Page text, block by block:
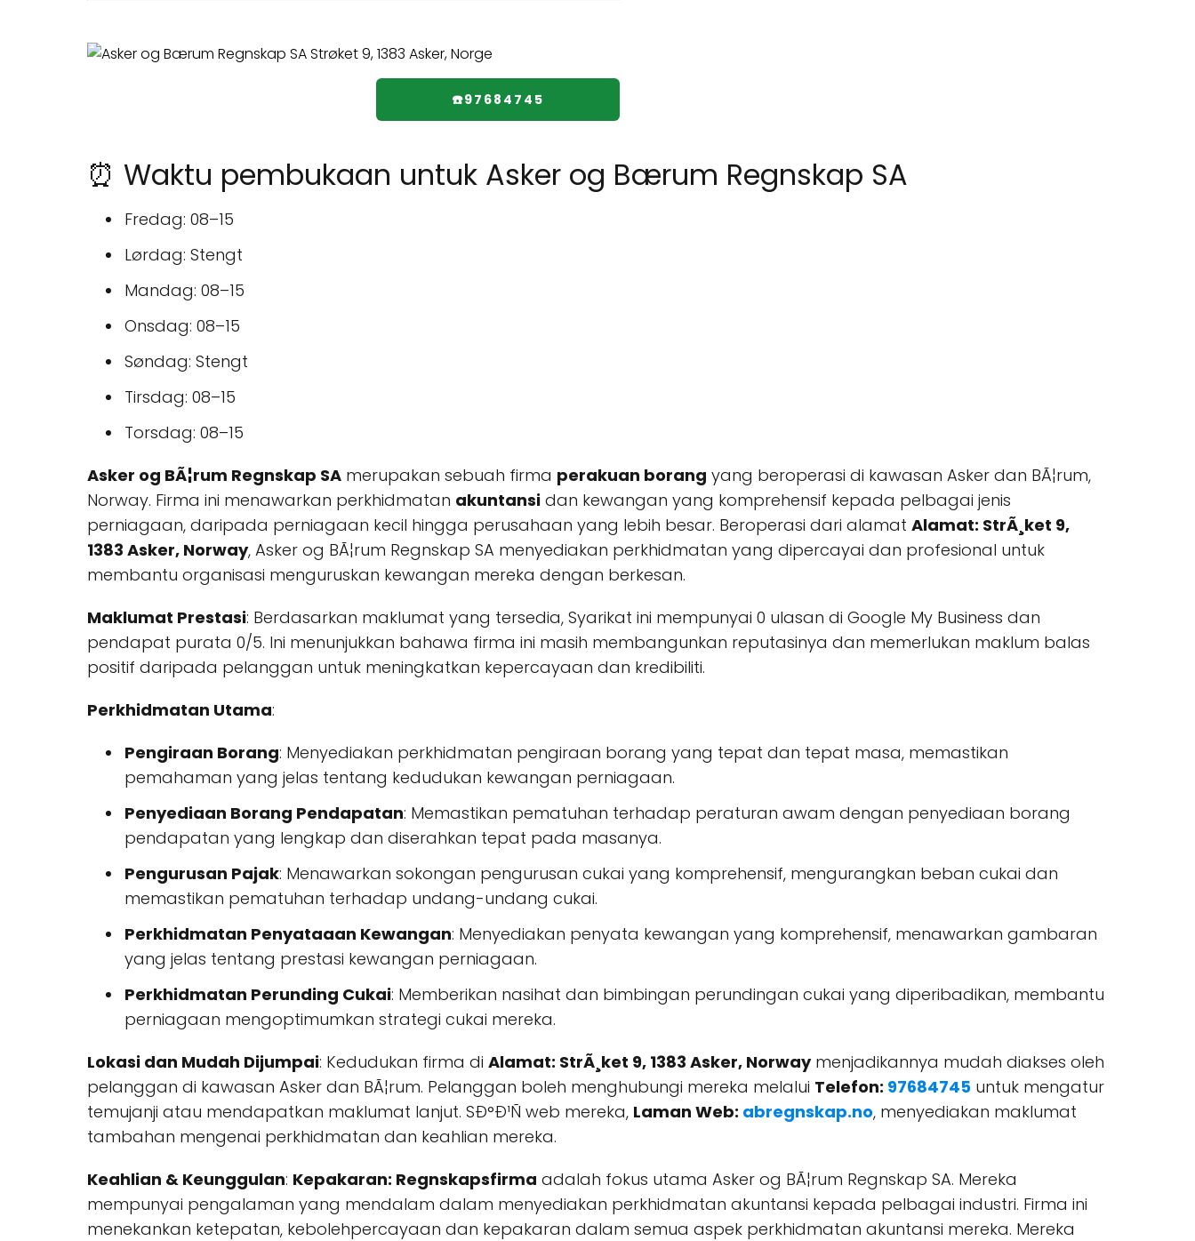
☎️97684745
⏰ Waktu pembukaan untuk Asker og Bærum Regnskap SA
Fredag: 08–15
Lørdag: Stengt
Mandag: 08–15
Onsdag: 08–15
Søndag: Stengt
Tirsdag: 08–15
Torsdag: 08–15
Asker og BÃ¦rum Regnskap SA merupakan sebuah firma perakuan borang yang beroperasi di kawasan Asker dan BÃ¦rum,
Norway. Firma ini menawarkan perkhidmatan akuntansi dan kewangan yang komprehensif kepada pelbagai jenis
perniagaan, daripada perniagaan kecil hingga perusahaan yang lebih besar. Beroperasi dari alamat Alamat: StrÃ¸ket 9,
1383 Asker, Norway, Asker og BÃ¦rum Regnskap SA menyediakan perkhidmatan yang dipercayai dan profesional untuk
membantu organisasi menguruskan kewangan mereka dengan berkesan.
Maklumat Prestasi: Berdasarkan maklumat yang tersedia, Syarikat ini mempunyai 0 ulasan di Google My Business dan
pendapat purata 0/5. Ini menunjukkan bahawa firma ini masih membangunkan reputasinya dan memerlukan maklum balas
positif daripada pelanggan untuk meningkatkan kepercayaan dan kredibiliti.
Perkhidmatan Utama:
Pengiraan Borang: Menyediakan perkhidmatan pengiraan borang yang tepat dan tepat masa, memastikan
pemahaman yang jelas tentang kedudukan kewangan perniagaan.
Penyediaan Borang Pendapatan: Memastikan pematuhan terhadap peraturan awam dengan penyediaan borang
pendapatan yang lengkap dan diserahkan tepat pada masanya.
Pengurusan Pajak: Menawarkan sokongan pengurusan cukai yang komprehensif, mengurangkan beban cukai dan
memastikan pematuhan terhadap undang-undang cukai.
Perkhidmatan Penyataaan Kewangan: Menyediakan penyata kewangan yang komprehensif, menawarkan gambaran
yang jelas tentang prestasi kewangan perniagaan.
Perkhidmatan Perunding Cukai: Memberikan nasihat dan bimbingan perundingan cukai yang diperibadikan, membantu
perniagaan mengoptimumkan strategi cukai mereka.
Lokasi dan Mudah Dijumpai: Kedudukan firma di Alamat: StrÃ¸ket 9, 1383 Asker, Norwaymenjadikannya mudah diakses oleh
pelanggan di kawasan Asker dan BÃ¦rum. Pelanggan boleh menghubungi mereka melalui Telefon: 97684745 untuk mengatur
temujanji atau mendapatkan maklumat lanjut. SÐ°Ð¹Ñ web mereka, Laman Web: abregnskap.no, menyediakan maklumat
tambahan mengenai perkhidmatan dan keahlian mereka.
Keahlian & Keunggulan: Kepakaran: Regnskapsfirma adalah fokus utama Asker og BÃ¦rum Regnskap SA. Mereka
mempunyai pengalaman yang mendalam dalam menyediakan perkhidmatan akuntansi kepada pelbagai industri. Firma ini
menekankan ketepatan, kebolehpercayaan dan kepakaran dalam semua aspek perkhidmatan akuntansi mereka. Mereka